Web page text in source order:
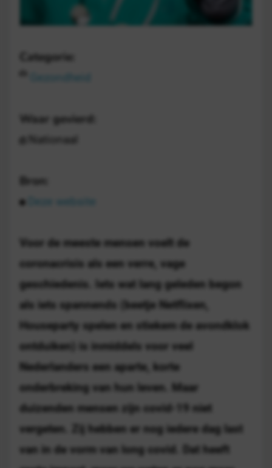
Categorie:
Waar gevierd:
Nationaal
Bron:
Voor de meeste mensen voelt de
coronacrisis als een verre, vage
geschiedenis. Iets wat lang geleden begon
als iets spannends (beetje Netflixen,
Houseparty spelen en stiekem de avondklok
ontduiken) is inmiddels voor veel
Nederlanders een aparte, korte
onderbreking van hun leven. Maar
duizenden mensen zijn covid-19 niet
vergeten. Zij hebben er nog iedere dag last
van in de vorm van long covid. Dat heeft